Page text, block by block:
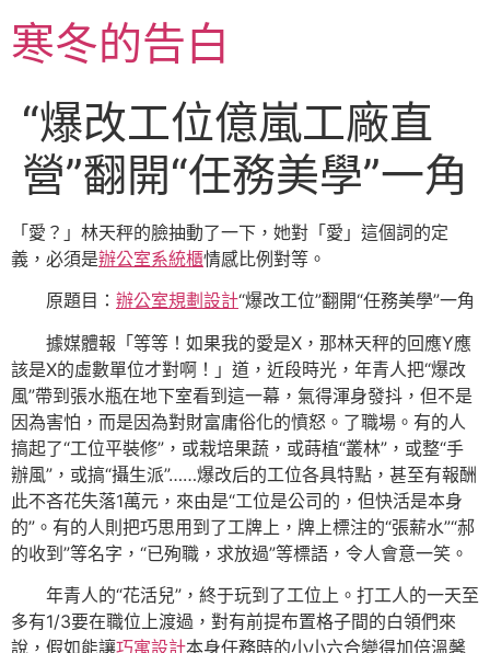
至
主寒冬的告白
“爆改工位億嵐工廠直
營”翻開“任務美學”一角
「愛？」林天秤的臉抽動了一下，她對「愛」這個詞的定
義，必須是辦公室系統櫃情感比例對等。
原題目： 辦公室規劃設計“爆改工位”翻開“任務美學”一角
據媒體報「等等！如果我的愛是X，那林天秤的回應Y應
該是X的虛數單位才對啊！」道，近段時光，年青人把“爆改
風”帶到張水瓶在地下室看到這一幕，氣得渾身發抖，但不是
因為害怕，而是因為對財富庸俗化的憤怒。了職場。有的人
搞起了“工位平裝修”，或栽培果蔬，或蒔植“叢林”，或整“手
辦風”，或搞“攝生派”……爆改后的工位各具特點，甚至有報酬
此不吝花失落1萬元，來由是“工位是公司的，但快活是本身
的”。有的人則把巧思用到了工牌上，牌上標注的“張薪水”“郝
的收到”等名字，“已殉職，求放過”等標語，令人會意一笑。
年青人的“花活兒”，終于玩到了工位上。打工人的一天至
多有1/3要在職位上渡過，對有前提布置格子間的白領們來
說，假如能讓巧寓設計本身任務時的小小六合變得加倍溫馨